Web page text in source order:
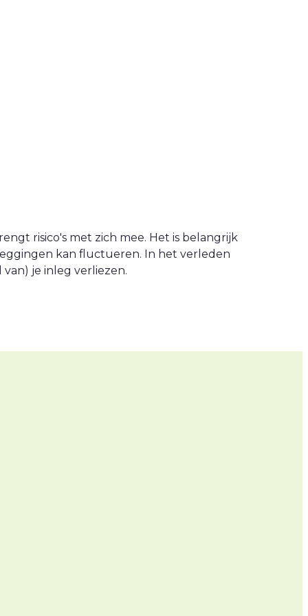
risico's met zich mee. Het is belangrijk
kan fluctueren. In het verleden
je inleg verliezen.